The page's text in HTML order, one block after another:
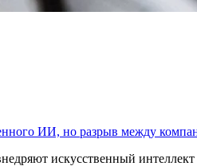
ИИ, но разрыв между
искусственный